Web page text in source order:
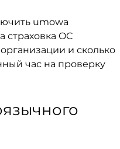
umowa
страховка OC
и сколько
час на проверку